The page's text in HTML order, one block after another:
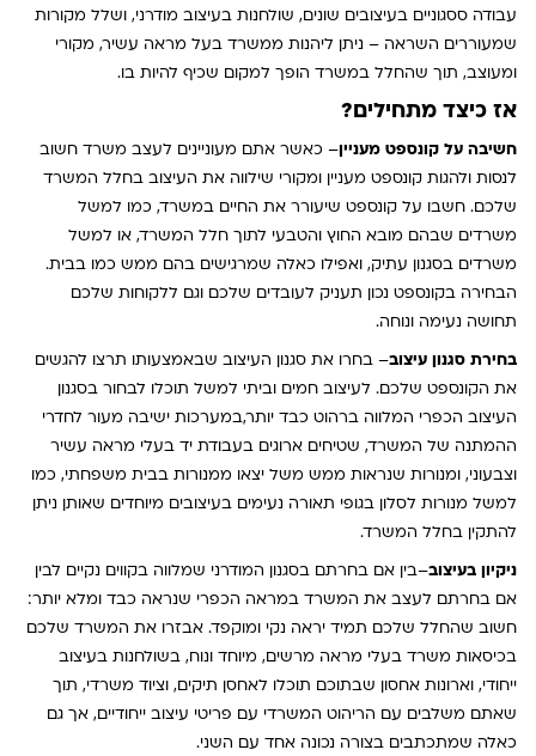
עבודה ססגוניים בעיצובים שונים, שולחנות בעיצוב מודרני, ושלל מקורות
שמעוררים השראה – ניתן ליהנות ממשרד בעל מראה עשיר, מקורי
ומעוצב, תוך שהחלל במשרד הופך למקום שכיף להיות בו.
אז כיצד מתחילים?
חשיבה על קונספט מעניין– כאשר אתם מעוניינים לעצב משרד חשוב
לנסות ולהגות קונספט מעניין ומקורי שילווה את העיצוב בחלל המשרד
שלכם. חשבו על קונספט שיעורר את החיים במשרד, כמו למשל
משרדים שבהם מובא החוץ והטבעי לתוך חלל המשרד, או למשל
משרדים בסגנון עתיק, ואפילו כאלה שמרגישים בהם ממש כמו בבית.
הבחירה בקונספט נכון תעניק לעובדים שלכם וגם ללקוחות שלכם
תחושה נעימה ונוחה.
בחירת סגנון עיצוב– בחרו את סגנון העיצוב שבאמצעותו תרצו להגשים
את הקונספט שלכם. לעיצוב חמים וביתי למשל תוכלו לבחור בסגנון
העיצוב הכפרי המלווה ברהוט כבד יותר,במערכות ישיבה מעור לחדרי
ההמתנה של המשרד, שטיחים ארוגים בעבודת יד בעלי מראה עשיר
וצבעוני, ומנורות שנראות ממש משל יצאו ממנורות בבית משפחתי, כמו
למשל מנורות לסלון בגופי תאורה נעימים בעיצובים מיוחדים שאותן ניתן
להתקין בחלל המשרד.
ניקיון בעיצוב–בין אם בחרתם בסגנון המודרני שמלווה בקווים נקיים לבין
אם בחרתם לעצב את המשרד במראה הכפרי שנראה כבד ומלא יותר:
חשוב שהחלל שלכם תמיד יראה נקי ומוקפד. אבזרו את המשרד שלכם
בכיסאות משרד בעלי מראה מרשים, מיוחד ונוח, בשולחנות בעיצוב
ייחודי, וארונות אחסון שבתוכם תוכלו לאחסן תיקים, וציוד משרדי, תוך
שאתם משלבים עם הריהוט המשרדי עם פריטי עיצוב ייחודיים, אך גם
כאלה שמתכתבים בצורה נכונה אחד עם השני.